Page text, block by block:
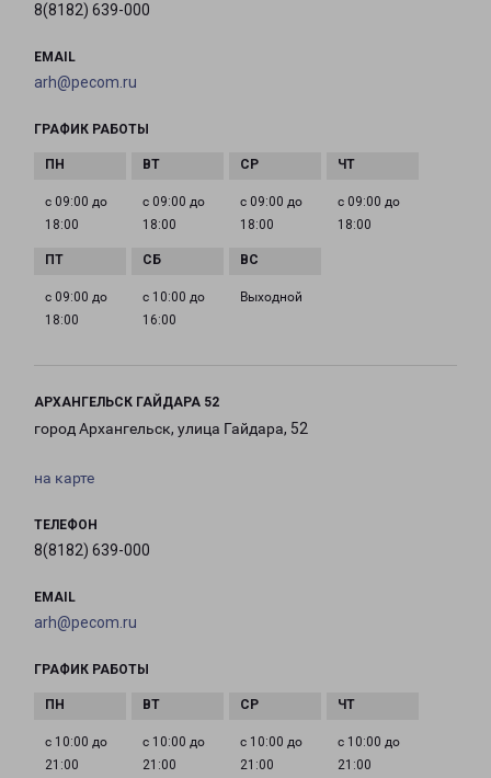
8(8182) 639-000
EMAIL
arh@pecom.ru
ГРАФИК РАБОТЫ
с 09:00 до
18:00
с 09:00 до
18:00
с 09:00 до
18:00
с 09:00 до
18:00
с 09:00 до
18:00
с 10:00 до
16:00
Выходной
АРХАНГЕЛЬСК ГАЙДАРА 52
город Архангельск, улица Гайдара, 52
на карте
ТЕЛЕФОН
8(8182) 639-000
EMAIL
arh@pecom.ru
ГРАФИК РАБОТЫ
с 10:00 до
21:00
с 10:00 до
21:00
с 10:00 до
21:00
с 10:00 до
21:00